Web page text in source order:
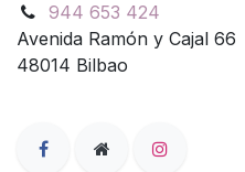
944 653 424
Avenida Ramón y Cajal 66
48014 Bilbao